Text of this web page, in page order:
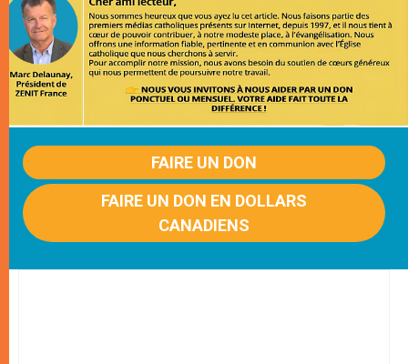
FAIRE UN DON
FAIRE UN DON EN DOLLARS
CANADIENS